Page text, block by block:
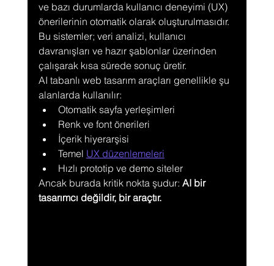
ve bazı durumlarda kullanıcı deneyimi (UX)
önerilerinin otomatik olarak oluşturulmasıdır.
Bu sistemler; veri analizi, kullanıcı
davranışları ve hazır şablonlar üzerinden
çalışarak kısa sürede sonuç üretir.
AI tabanlı web tasarım araçları genellikle şu
alanlarda kullanılır:
Otomatik sayfa yerleşimleri
Renk ve font önerileri
İçerik hiyerarşisi
Temel UX düzenlemeleri
Hızlı prototip ve demo siteler
Ancak burada kritik nokta şudur: AI bir
tasarımcı değildir, bir araçtır.